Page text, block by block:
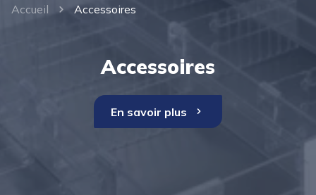
Accueil Accessoires
Accessoires
En savoir plus